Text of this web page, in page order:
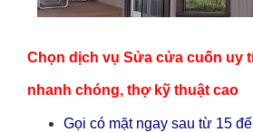
Chọn dịch vụ Sửa cửa cuốn uy
nhanh chóng, thợ kỹ thuật cao
Gọi có mặt ngay sau từ 15